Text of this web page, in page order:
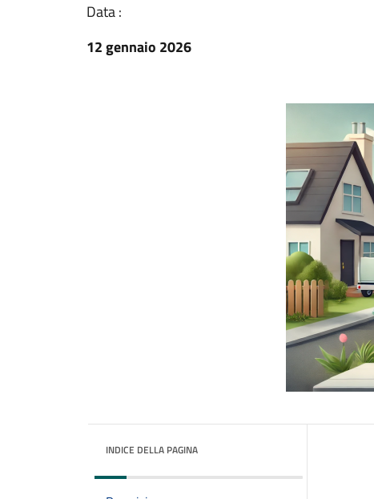
Data :
12 gennaio 2026
INDICE DELLA PAGINA